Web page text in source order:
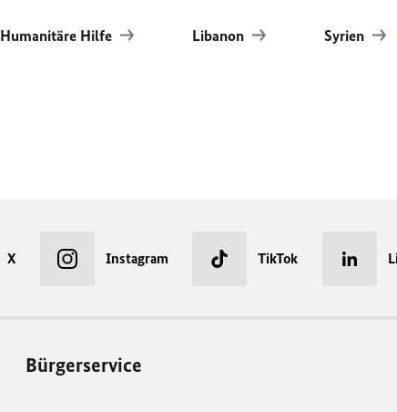
Humanitäre Hilfe Libanon Syrien
X Instagram TikTok
Bürgerservice